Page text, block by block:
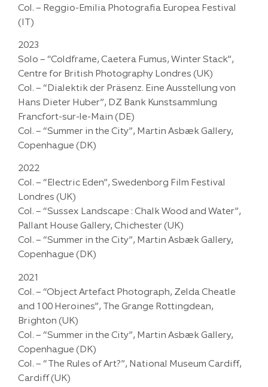
Col. – Reggio-Emilia Photografia Europea Festival
(IT)
2023
Solo – “Coldframe, Caetera Fumus, Winter Stack”,
Centre for British Photography Londres (UK)
Col. – “Dialektik der Präsenz. Eine Ausstellung von
Hans Dieter Huber”, DZ Bank Kunstsammlung
Francfort-sur-le-Main (DE)
Col. – “Summer in the City”, Martin Asbæk Gallery,
Copenhague (DK)
2022
Col. – “Electric Eden”, Swedenborg Film Festival
Londres (UK)
Col. – “Sussex Landscape : Chalk Wood and Water”,
Pallant House Gallery, Chichester (UK)
Col. – “Summer in the City”, Martin Asbæk Gallery,
Copenhague (DK)
2021
Col. – “Object Artefact Photograph, Zelda Cheatle
and 100 Heroines”, The Grange Rottingdean,
Brighton (UK)
Col. – “Summer in the City”, Martin Asbæk Gallery,
Copenhague (DK)
Col. – “The Rules of Art?”, National Museum Cardiff,
Cardiff (UK)